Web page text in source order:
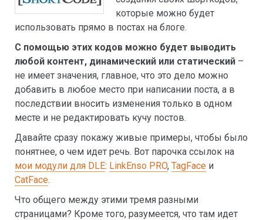
которые можно будет
использовать прямо в постах на блоге.
С помощью этих кодов можно будет выводить
любой контент, динамический или статический –
не имеет значения, главное, что это дело можно
добавить в любое место при написании поста, а в
последствии вносить изменения только в одном
месте и не редактировать кучу постов.
Давайте сразу покажу живые примеры, чтобы было
понятнее, о чем идет речь. Вот парочка ссылок на
мои модули для DLE: LinkEnso PRO, TagFace и
CatFace.
Что общего между этими тремя разными
страницами? Кроме того, разумеется, что там идет